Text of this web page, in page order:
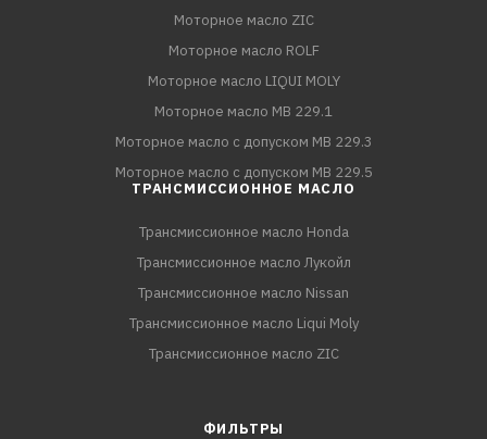
Моторное масло ZIC
Моторное масло ROLF
Моторное масло LIQUI MOLY
Моторное масло MB 229.1
Моторное масло с допуском MB 229.3
Моторное масло с допуском MB 229.5
ТРАНСМИССИОННОЕ МАСЛО
Трансмиссионное масло Honda
Трансмиссионное масло Лукойл
Трансмиссионное масло Nissan
Трансмиссионное масло Liqui Moly
Трансмиссионное масло ZIC
ФИЛЬТРЫ